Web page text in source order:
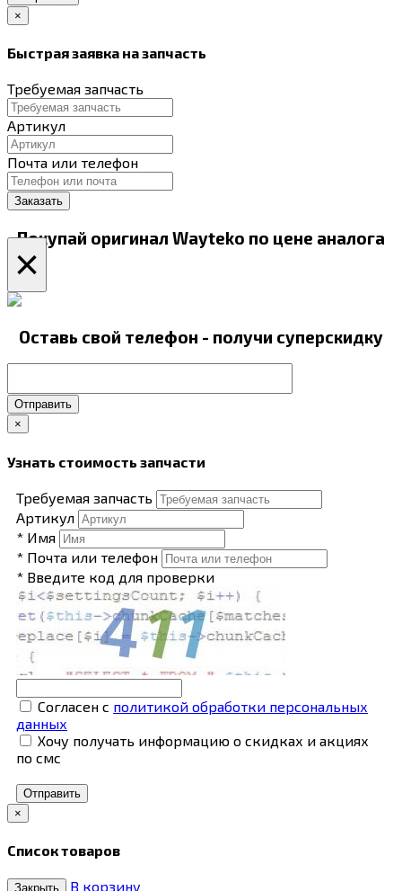
×
Быстрая заявка на запчасть
Требуемая запчасть
Артикул
Почта или телефон
Покупай оригинал Wayteko по цене аналога
×
Оставь свой телефон - получи суперскидку
Отправить
×
Узнать стоимость запчасти
Требуемая запчасть
Артикул
* Имя
* Почта или телефон
* Введите код для проверки
Согласен с политикой обработки персональных
данных
Хочу получать информацию о скидках и акциях
по смс
Отправить
×
Список товаров
Закрыть В корзину